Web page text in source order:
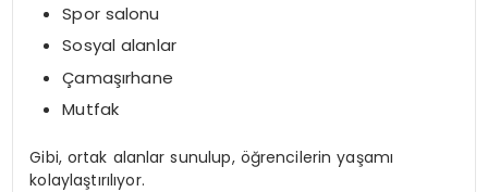
Spor salonu
Sosyal alanlar
Çamaşırhane
Mutfak
Gibi, ortak alanlar sunulup, öğrencilerin yaşamı
kolaylaştırılıyor.